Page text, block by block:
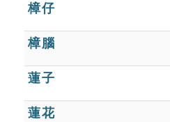
貓頭鷹博士
樟仔
樟腦
蓮子
蓮花